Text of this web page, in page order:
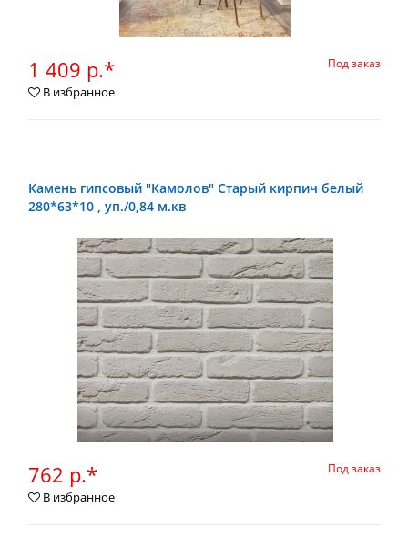
1 409 р.* Под заказ
В избранное
Камень гипсовый "Камолов" Старый кирпич белый
280*63*10 , уп./0,84 м.кв
762 р.* Под заказ
В избранное